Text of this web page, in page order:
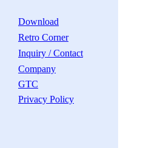
Download
Retro Corner
Inquiry / Contact
Company
GTC
Privacy Policy